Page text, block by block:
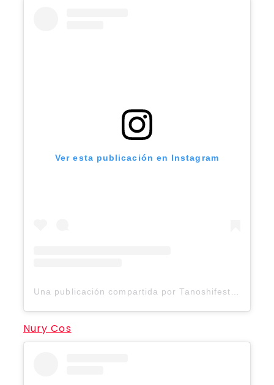
Ver esta publicación en Instagram
Nury Cos